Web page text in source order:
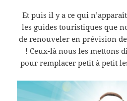
Et puis il y a ce qui
les guides touristiques que
de renouveler en prévision
! Ceux-là nous les mettons
pour remplacer petit à petit